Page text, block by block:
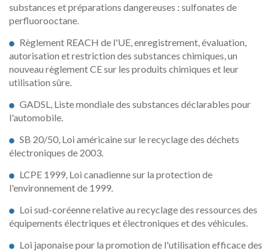
substances et préparations dangereuses : sulfonates de
perfluorooctane.
Règlement REACH de l'UE, enregistrement, évaluation,
autorisation et restriction des substances chimiques, un
nouveau règlement CE sur les produits chimiques et leur
utilisation sûre.
GADSL, Liste mondiale des substances déclarables pour
l'automobile.
SB 20/50, Loi américaine sur le recyclage des déchets
électroniques de 2003.
LCPE 1999, Loi canadienne sur la protection de
l'environnement de 1999.
Loi sud-coréenne relative au recyclage des ressources des
équipements électriques et électroniques et des véhicules.
Loi japonaise pour la promotion de l'utilisation efficace des